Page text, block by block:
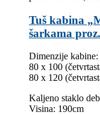
Tuš kabina
šarkama
Dimenzije kabine:
80 x 100
80 x 120
Kaljeno staklo
Visina: 190cm